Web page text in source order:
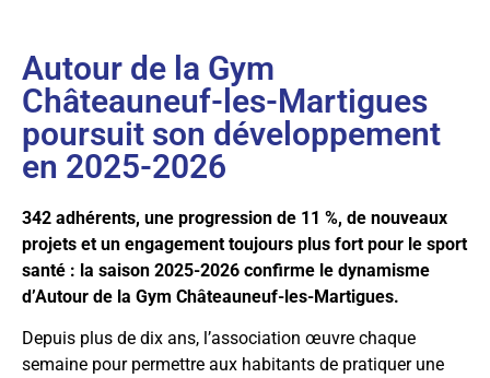
Autour de la Gym
Châteauneuf-les-Martigues
poursuit son développement
en 2025-2026
342 adhérents, une progression de 11 %, de nouveaux
projets et un engagement toujours plus fort pour le sport
santé : la saison 2025-2026 confirme le dynamisme
d’Autour de la Gym Châteauneuf-les-Martigues.
Depuis plus de dix ans, l’association œuvre chaque
semaine pour permettre aux habitants de pratiquer une